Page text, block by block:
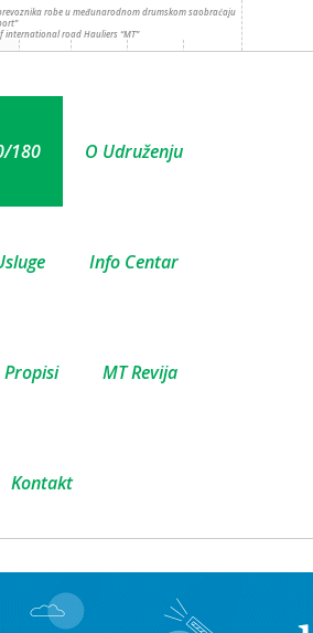
robe u međunarodnom drumskom saobraćaju
international road Hauliers “MT”
180 O Udruženju
Info Centar
Propisi MT Revija
Kontakt